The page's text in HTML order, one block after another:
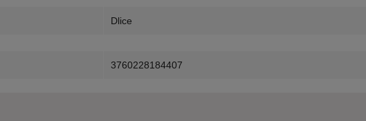
Dlice
3760228184407